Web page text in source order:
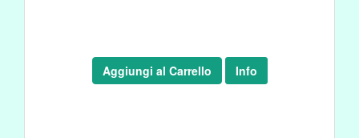
Aggiungi al Carrello Info